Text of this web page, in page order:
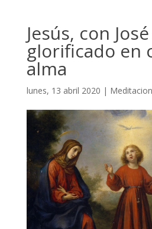
Jesús, con
glorificado en
alma
lunes, 13 abril 2020 |